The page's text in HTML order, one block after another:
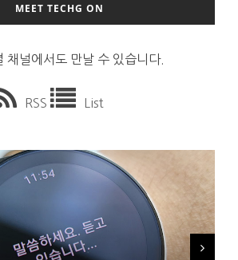
MEET TECHG ON
채널에서도 만날 수 있습니다.
RSS List